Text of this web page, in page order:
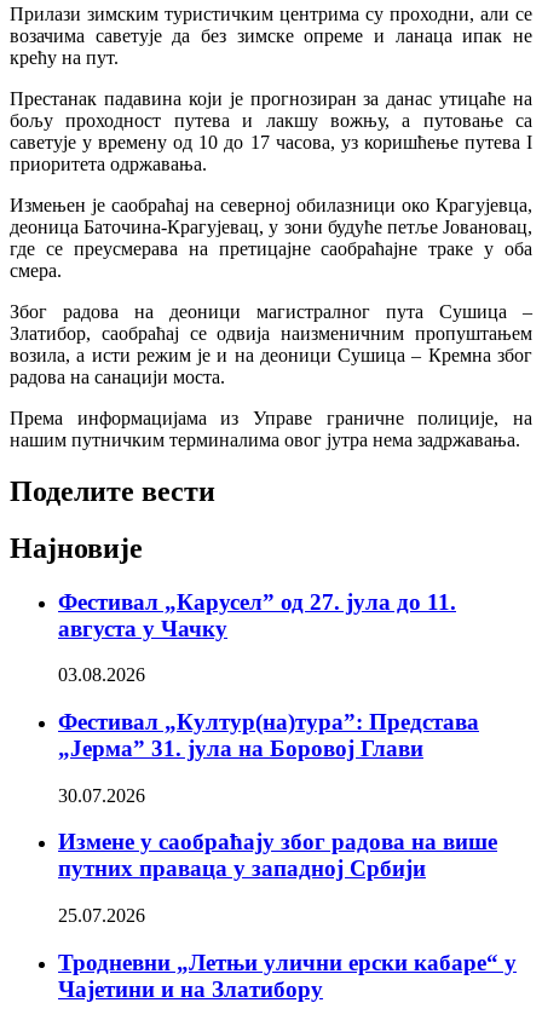
Прилази зимским туристичким центрима су проходни, али се
возачима саветује да без зимске опреме и ланаца ипак не
крећу на пут.
Престанак падавина који је прогнозиран за данас утицаће на
бољу проходност путева и лакшу вожњу, а путовање са
саветује у времену од 10 до 17 часова, уз коришћење путева I
приоритета одржавања.
Измењен је саобраћај на северној обилазници око Крагујевца,
деоница Баточина-Крагујевац, у зони будуће петље Јовановац,
где се преусмерава на претицајне саобраћајне траке у оба
смера.
Због радова на деоници магистралног пута Сушица –
Златибор, саобраћај се одвија наизменичним пропуштањем
возила, а исти режим је и на деоници Сушица – Кремна због
радова на санацији моста.
Према информацијама из Управе граничне полиције, на
нашим путничким терминалима овог јутра нема задржавања.
Поделите вести
Најновије
Фестивал „Карусел” од 27. јула до 11.
августа у Чачку
03.08.2026
Фестивал „Култур(на)тура”: Представа
„Јерма” 31. јула на Боровој Глави
30.07.2026
Измене у саобраћају због радова на више
путних праваца у западној Србији
25.07.2026
Тродневни „Летњи улични ерски кабаре“ у
Чајетини и на Златибору